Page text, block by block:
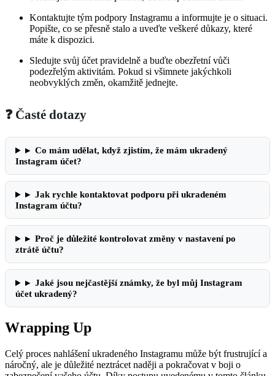
Kontaktujte tým podpory Instagramu a informujte je o situaci.
Popište, co se přesně stalo a uveďte veškeré důkazy, které
máte k dispozici.
Sledujte svůj účet pravidelně a buďte obezřetní vůči
podezřelým aktivitám. Pokud si všimnete jakýchkoli
neobvyklých změn, okamžitě jednejte.
❓ Časté dotazy
▸ Co mám udělat, když zjistím, že mám ukradený
Instagram účet?
▸ Jak rychle kontaktovat podporu při ukradeném
Instagram účtu?
▸ Proč je důležité kontrolovat změny v nastavení po
ztrátě účtu?
▸ Jaké jsou nejčastější známky, že byl můj Instagram
účet ukradený?
Wrapping Up
Celý proces nahlášení ukradeného Instagramu může být frustrující a
náročný, ale je důležité neztrácet naději a pokračovat v boji o